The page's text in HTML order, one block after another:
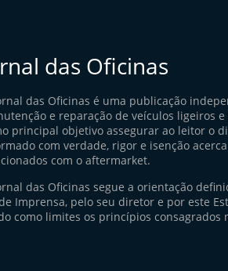
das Oficinas
das Oficinas é uma publicação
e reparação de veículos ligeiros
principal objetivo assegurar ao leitor o
com verdade, rigor e isenção
com o aftermarket.
das Oficinas segue a orientação
Imprensa, pelo seu diretor e por este
como limites os princípios consagrados